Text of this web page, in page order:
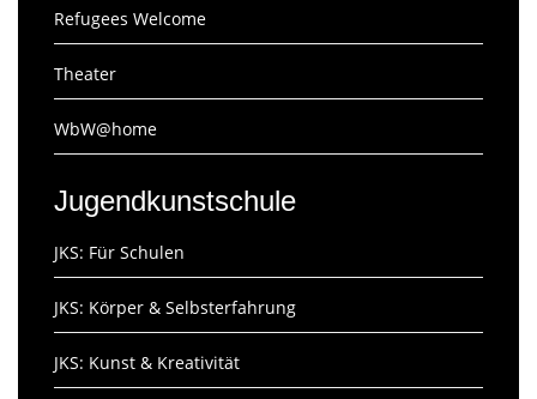
Refugees Welcome
Theater
WbW@home
Jugendkunstschule
JKS: Für Schulen
JKS: Körper & Selbsterfahrung
JKS: Kunst & Kreativität